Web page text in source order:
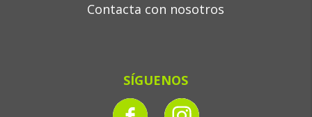
Contacta con nosotros
SÍGUENOS